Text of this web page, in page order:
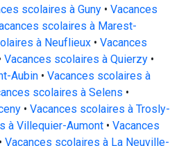
scolaires à Guny • Vacances
scolaires à Marest-
à Neuflieux • Vacances
Vacances scolaires à Quierzy •
Aubin • Vacances scolaires à
scolaires à Selens •
• Vacances scolaires à Trosly-
à Villequier-Aumont • Vacances
• Vacances scolaires à La Neuville-